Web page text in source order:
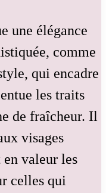
une élégance
comme
qui encadre
les traits
de fraîcheur. Il
visages
valeur les
celles qui